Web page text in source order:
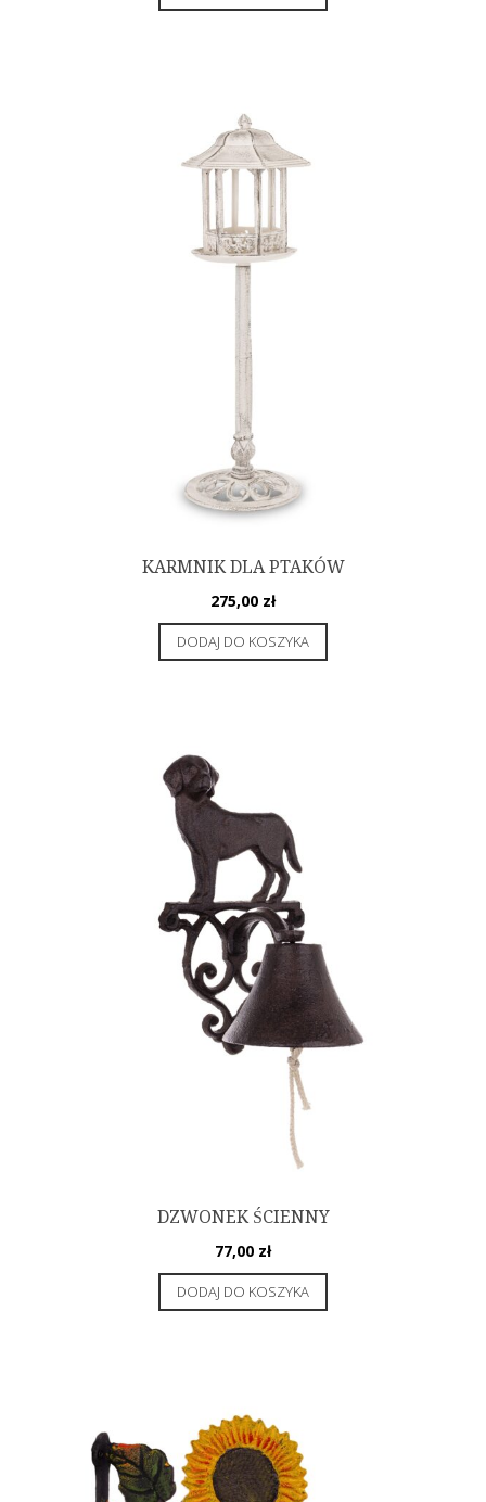
KARMNIK DLA PTAKÓW
275,00 zł
DODAJ DO KOSZYKA
DZWONEK ŚCIENNY
77,00 zł
DODAJ DO KOSZYKA